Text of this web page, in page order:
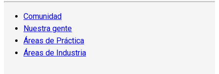
Comunidad
Nuestra gente
Áreas de Práctica
Áreas de Industria